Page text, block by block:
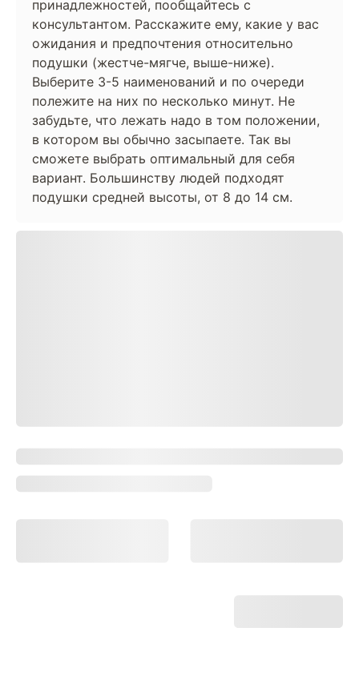
принадлежностей, пообщайтесь с
консультантом. Расскажите ему, какие у вас
ожидания и предпочтения относительно
подушки (жестче-мягче, выше-ниже).
Выберите 3-5 наименований и по очереди
полежите на них по несколько минут. Не
забудьте, что лежать надо в том положении,
в котором вы обычно засыпаете. Так вы
сможете выбрать оптимальный для себя
вариант. Большинству людей подходят
подушки средней высоты, от 8 до 14 см.